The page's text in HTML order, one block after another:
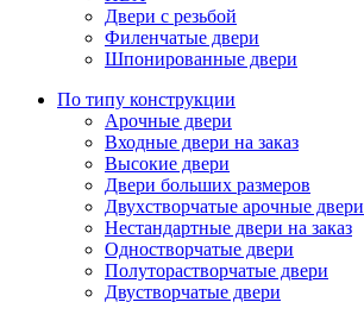
Двери с резьбой
Филенчатые двери
Шпонированные двери
По типу конструкции
Арочные двери
Входные двери на заказ
Высокие двери
Двери больших размеров
Двухстворчатые арочные двери
Нестандартные двери на заказ
Одностворчатые двери
Полуторастворчатые двери
Двустворчатые двери